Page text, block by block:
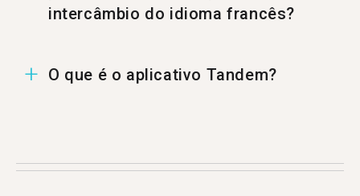
intercâmbio do idioma francês?
Tandem de francês em %%randomCity%%.
O que é o aplicativo Tandem?
língua nativa. Todos os meses, mais de 500.000